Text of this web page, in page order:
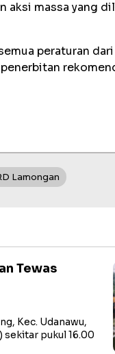
massa yang
peraturan
Lamongan
Tewas
Kec. Udanawu,
sekitar pukul 16.00